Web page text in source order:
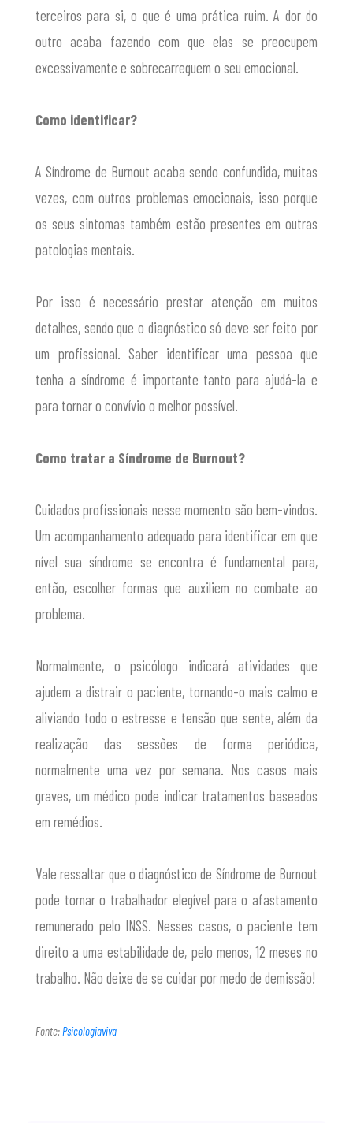
terceiros para si, o que é uma prática ruim. A dor do
outro acaba fazendo com que elas se preocupem
excessivamente e sobrecarreguem o seu emocional.
Como identificar?
A Síndrome de Burnout acaba sendo confundida, muitas
vezes, com outros problemas emocionais, isso porque
os seus sintomas também estão presentes em outras
patologias mentais.
Por isso é necessário prestar atenção em muitos
detalhes, sendo que o diagnóstico só deve ser feito por
um profissional. Saber identificar uma pessoa que
tenha a síndrome é importante tanto para ajudá-la e
para tornar o convívio o melhor possível.
Como tratar a Síndrome de Burnout?
Cuidados profissionais nesse momento são bem-vindos.
Um acompanhamento adequado para identificar em que
nível sua síndrome se encontra é fundamental para,
então, escolher formas que auxiliem no combate ao
problema.
Normalmente, o psicólogo indicará atividades que
ajudem a distrair o paciente, tornando-o mais calmo e
aliviando todo o estresse e tensão que sente, além da
realização das sessões de forma periódica,
normalmente uma vez por semana. Nos casos mais
graves, um médico pode indicar tratamentos baseados
em remédios.
Vale ressaltar que o diagnóstico de Síndrome de Burnout
pode tornar o trabalhador elegível para o afastamento
remunerado pelo INSS. Nesses casos, o paciente tem
direito a uma estabilidade de, pelo menos, 12 meses no
trabalho. Não deixe de se cuidar por medo de demissão!
Fonte:Psicologiaviva